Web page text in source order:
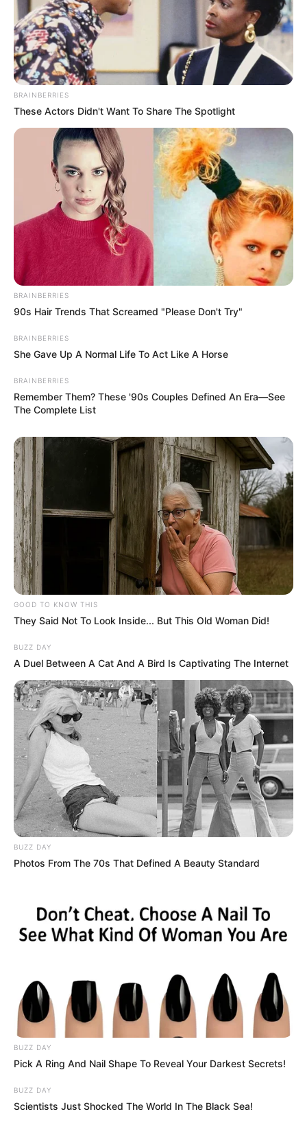
BRAINBERRIES
These Actors Didn't Want To Share The Spotlight
BRAINBERRIES
90s Hair Trends That Screamed "Please Don't Try"
BRAINBERRIES
She Gave Up A Normal Life To Act Like A Horse
BRAINBERRIES
Remember Them? These '90s Couples Defined An Era—See
The Complete List
GOOD TO KNOW THIS
They Said Not To Look Inside... But This Old Woman Did!
BUZZ DAY
A Duel Between A Cat And A Bird Is Captivating The Internet
BUZZ DAY
Photos From The 70s That Defined A Beauty Standard
BUZZ DAY
Pick A Ring And Nail Shape To Reveal Your Darkest Secrets!
BUZZ DAY
Scientists Just Shocked The World In The Black Sea!